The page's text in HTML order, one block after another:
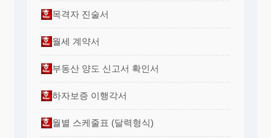
목격자 진술서
월세 계약서
부동산 양도 신고서 확인서
하자보증 이행각서
월별 스케줄표 (달력형식)